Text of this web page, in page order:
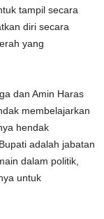
tampil secara
diri secara
yang
dan Amin Haras
membelajarkan
hendak
adalah jabatan
dalam politik,
untuk